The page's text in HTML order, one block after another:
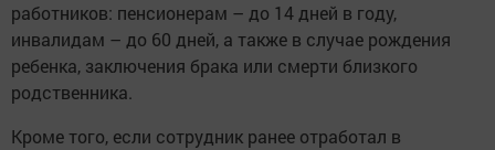
работников: пенсионерам – до 14 дней в году,
инвалидам – до 60 дней, а также в случае рождения
ребенка, заключения брака или смерти близкого
родственника.
Кроме того, если сотрудник ранее отработал в